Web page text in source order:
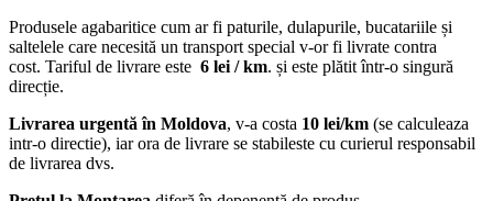
Produsele agabaritice cum ar fi paturile, dulapurile, bucatariile și
saltelele care necesită un transport special v-or fi livrate contra
cost. Tariful de livrare este 6 lei / km. și este plătit într-o singură
direcție.
Livrarea urgentă în Moldova, v-a costa 10 lei/km (se calculeaza
intr-o directie), iar ora de livrare se stabileste cu curierul responsabil
de livrarea dvs.